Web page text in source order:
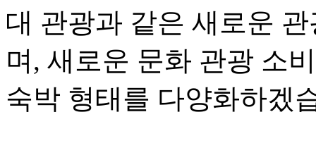
대 관광과 같은 새로운
며, 새로운 문화 관광 소
숙박 형태를 다양화하겠